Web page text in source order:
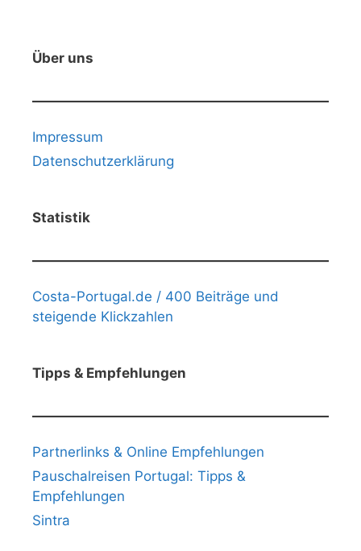
Über uns
Impressum
Datenschutzerklärung
Statistik
Costa-Portugal.de / 400 Beiträge und
steigende Klickzahlen
Tipps & Empfehlungen
Partnerlinks & Online Empfehlungen
Pauschalreisen Portugal: Tipps &
Empfehlungen
Sintra